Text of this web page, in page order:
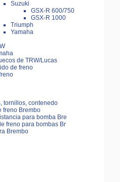
Suzuki
GSX-R 600/750
GSX-R 1000
Triumph
Yamaha
de TRW/Lucas
de freno
tornillos, contenedo
freno Brembo
para bomba Bre
freno para bombas Br
Brembo